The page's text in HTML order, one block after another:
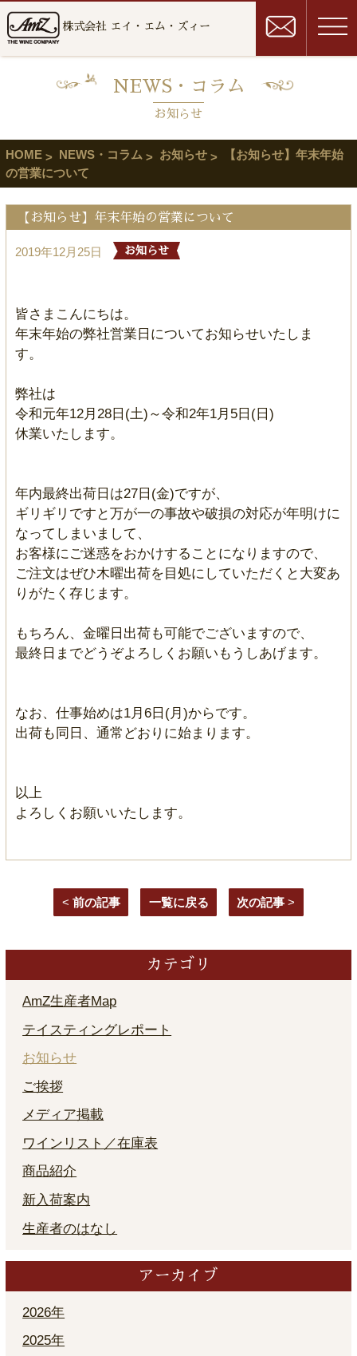
株式会社 エイ・エム・ズィー
NEWS・コラム
お知らせ
HOME NEWS・コラム お知らせ
【お知らせ】年末年始
の営業について
【お知らせ】年末年始の営業について
2019年12月25日 お知らせ
皆さまこんにちは。
年末年始の弊社営業日についてお知らせいたしま
す。
弊社は
令和元年12月28日(土)～令和2年1月5日(日)
休業いたします。
年内最終出荷日は27日(金)ですが、
ギリギリですと万が一の事故や破損の対応が年明けに
なってしまいまして、
お客様にご迷惑をおかけすることになりますので、
ご注文はぜひ木曜出荷を目処にしていただくと大変あ
りがたく存じます。
もちろん、金曜日出荷も可能でございますので、
最終日までどうぞよろしくお願いもうしあげます。
なお、仕事始めは1月6日(月)からです。
出荷も同日、通常どおりに始まります。
以上
よろしくお願いいたします。
< 前の記事 一覧に戻る 次の記事 >
カテゴリ
AmZ生産者Map
テイスティングレポート
お知らせ
ご挨拶
メディア掲載
ワインリスト／在庫表
商品紹介
新入荷案内
生産者のはなし
アーカイブ
2026年
2025年